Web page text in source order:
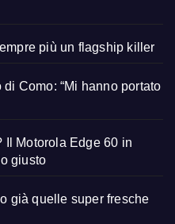
più un flagship killer
Como: “Mi hanno portato
Il Motorola Edge 60 in
giusto
già quelle super fresche